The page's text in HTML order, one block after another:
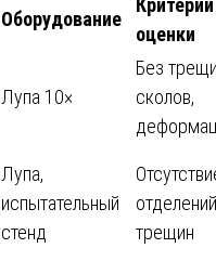
Оборудование
Критерий
оценки
Лупа 10×
Без
сколов,
Лупа,
испытательный
стенд
трещин